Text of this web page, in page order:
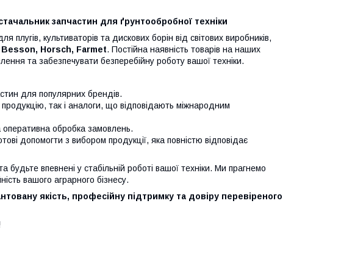
запчастин для ґрунтообробної техніки
культиваторів та дискових борін від світових виробників,
Horsch, Farmet. Постійна наявність товарів на наших
та забезпечувати безперебійну роботу вашої техніки.
для популярних брендів.
продукцію, так і аналоги, що відповідають міжнародним
оперативна обробка замовлень.
допомогти з вибором продукції, яка повністю відповідає
впевнені у стабільній роботі вашої техніки. Ми прагнемо
вашого аграрного бізнесу.
якість, професійну підтримку та довіру перевіреного